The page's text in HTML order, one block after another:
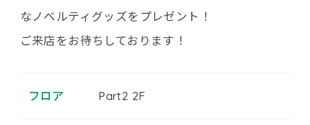
なノベルティグッズをプレゼント！
ご来店をお待ちしております！
フロア Part2 2F